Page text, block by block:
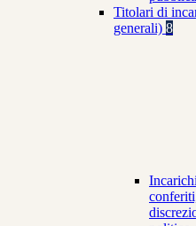
Titolari di
generali) 8